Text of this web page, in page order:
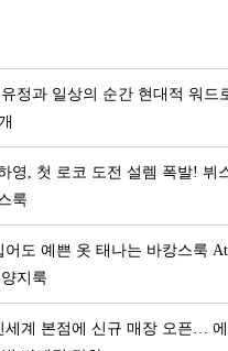
정과 일상의 순간 현대적 워드
영, 첫 로코 도전 설렘 폭발! 뷔
룩
어도 예쁜 옷 태나는 바캉스룩
지룩
세계 본점에 신규 매장 오픈…